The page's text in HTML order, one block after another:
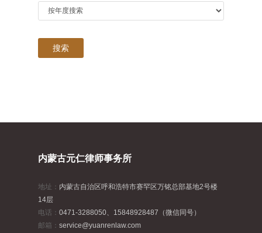
内蒙古元仁律师事务所
地址： 内蒙古自治区呼和浩特市赛罕区万铭总部基地2号楼
14层
电话： 0471-3288050、15848928487（微信同号）
邮箱： service@yuanrenlaw.com